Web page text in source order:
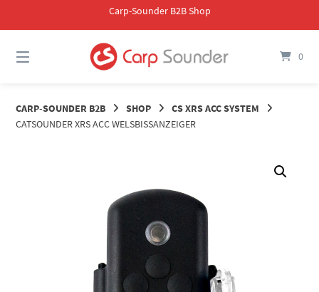
Carp-Sounder B2B Shop
0
CARP-SOUNDER B2B SHOP
CS XRS ACC SYSTEM
CATSOUNDER XRS ACC WELSBISSANZEIGER